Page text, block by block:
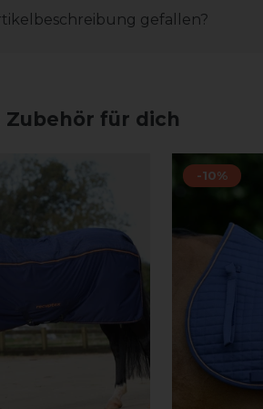
gefallen?
Zubehör für dich
-10%